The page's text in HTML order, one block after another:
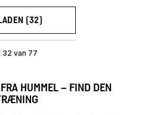
(32)
32 van 77
HUMMEL – FIND DEN